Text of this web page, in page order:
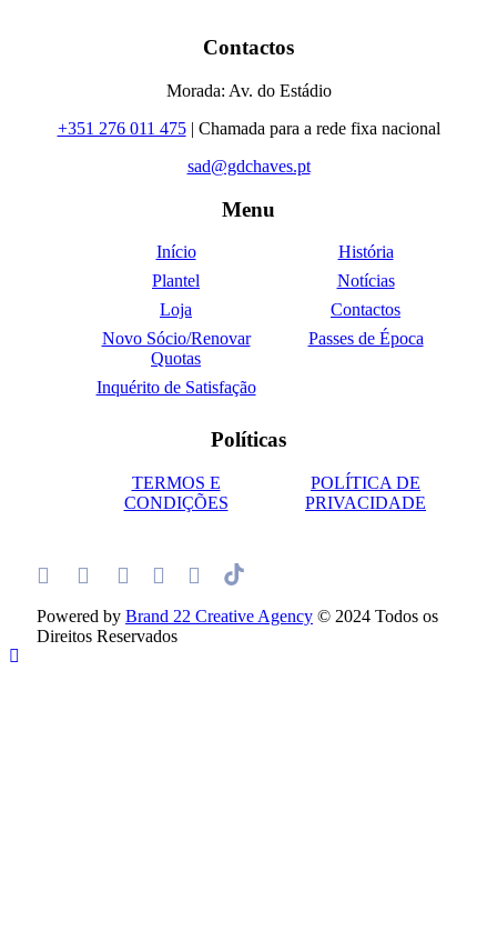
Contactos
Morada: Av. do Estádio
+351 276 011 475| Chamada para a rede fixa nacional
sad@gdchaves.pt
Menu
Início
História
Plantel
Notícias
Loja
Contactos
Novo Sócio/Renovar
Quotas
Passes de Época
Inquérito de Satisfação
Políticas
TERMOS E
CONDIÇÕES
POLÍTICA DE
PRIVACIDADE
Powered by Brand 22 Creative Agency © 2024 Todos os
Direitos Reservados